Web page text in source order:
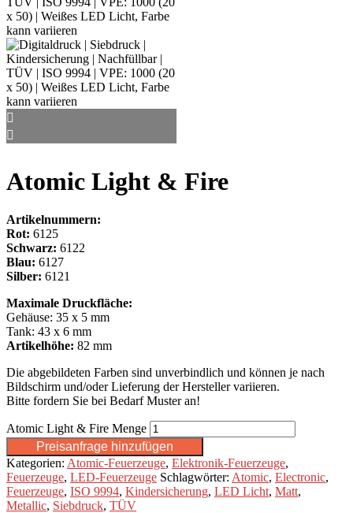
Atomic Light & Fire
Artikelnummern:
Rot: 6125
Schwarz: 6122
Blau: 6127
Silber: 6121
Maximale Druckfläche:
Gehäuse: 35 x 5 mm
Tank: 43 x 6 mm
Artikelhöhe: 82 mm
Die abgebildeten Farben sind unverbindlich und können je nach
Bildschirm und/oder Lieferung der Hersteller variieren.
Bitte fordern Sie bei Bedarf Muster an!
Atomic Light & Fire Menge
Preisanfrage hinzufügen
Kategorien: Atomic-Feuerzeuge, Elektronik-Feuerzeuge,
Feuerzeuge, LED-Feuerzeuge Schlagwörter: Atomic, Electronic,
Feuerzeuge, ISO 9994, Kindersicherung, LED Licht, Matt,
Metallic, Siebdruck, TÜV